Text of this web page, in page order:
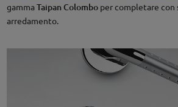
gammaTaipan Colomboper completare con
arredamento.